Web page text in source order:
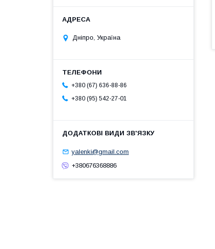
Дніпро, Україна
+380 (67) 636-88-86
+380 (95) 542-27-01
yalenki@gmail.com
+380676368886